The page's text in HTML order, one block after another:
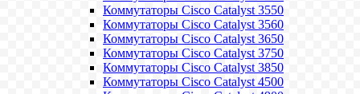
Коммутаторы Cisco Catalyst 3550
Коммутаторы Cisco Catalyst 3560
Коммутаторы Cisco Catalyst 3650
Коммутаторы Cisco Catalyst 3750
Коммутаторы Cisco Catalyst 3850
Коммутаторы Cisco Catalyst 4500